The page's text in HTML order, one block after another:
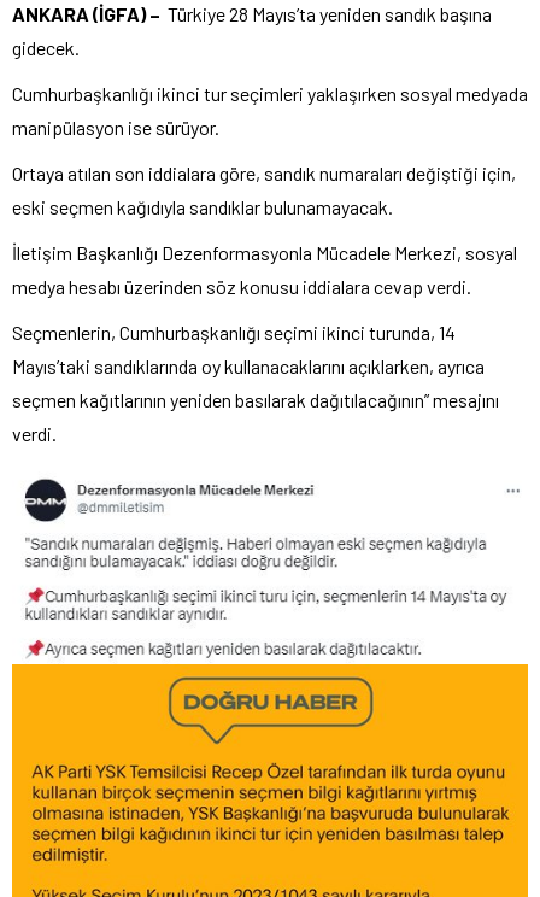
ANKARA (İGFA) – Türkiye 28 Mayıs’ta yeniden sandık başına
gidecek.
Cumhurbaşkanlığı ikinci tur seçimleri yaklaşırken sosyal medyada
manipülasyon ise sürüyor.
Ortaya atılan son iddialara göre, sandık numaraları değiştiği için,
eski seçmen kağıdıyla sandıklar bulunamayacak.
İletişim Başkanlığı Dezenformasyonla Mücadele Merkezi, sosyal
medya hesabı üzerinden söz konusu iddialara cevap verdi.
Seçmenlerin, Cumhurbaşkanlığı seçimi ikinci turunda, 14
Mayıs’taki sandıklarında oy kullanacaklarını açıklarken, ayrıca
seçmen kağıtlarının yeniden basılarak dağıtılacağının” mesajını
verdi.